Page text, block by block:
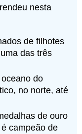
nesta
de filhotes
das três
do
no norte, até
de ouro
campeão de